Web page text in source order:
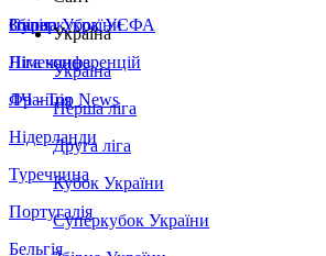
Збірна України
Італія
Німеччина
Франція
Нідерланди
Туреччина
Португалія
Бельгія
Суперкубок УЄФА
Ліга конференцій
ЛЧ - Top News
Україна
Україна
Перша ліга
Друга ліга
Кубок України
Суперкубок України